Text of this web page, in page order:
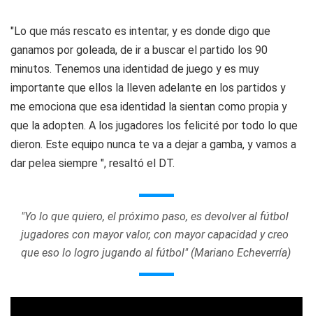
"Lo que más rescato es intentar, y es donde digo que
ganamos por goleada, de ir a buscar el partido los 90
minutos. Tenemos una identidad de juego y es muy
importante que ellos la lleven adelante en los partidos y
me emociona que esa identidad la sientan como propia y
que la adopten. A los jugadores los felicité por todo lo que
dieron. Este equipo nunca te va a dejar a gamba, y vamos a
dar pelea siempre ", resaltó el DT.
"Yo lo que quiero, el próximo paso, es devolver al fútbol
jugadores con mayor valor, con mayor capacidad y creo
que eso lo logro jugando al fútbol" (Mariano Echeverría)